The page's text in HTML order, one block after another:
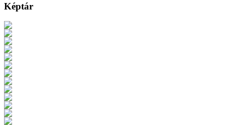
Képtár